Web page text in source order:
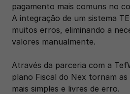
pagamento mais comuns no
A integração de um sistema
muitos erros, eliminando a
valores manualmente.
Através da parceria com a
plano Fiscal do Nex tornam
mais simples e livres de erro.